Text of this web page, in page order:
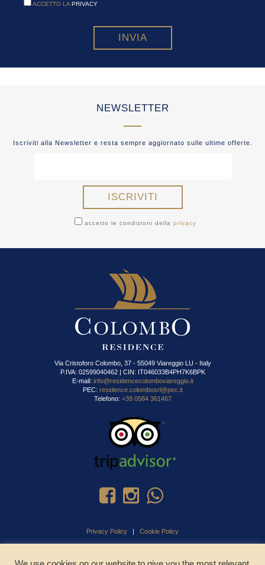
ACCETTO LAPRIVACY
NEWSLETTER
Iscriviti alla Newsletter e resta sempre aggiornato sulle ultime offerte.
accetto le condizioni dellaprivacy
Via Cristoforo Colombo, 37 - 55049 Viareggio LU - Italy
P.IVA: 02599040462 | CIN: IT046033B4PH7K6BPK
E-mail: info@residencecolomboviareggio.it
PEC: residence.colombosrl@pec.it
Telefono: +39 0584 361467
Privacy Policy | Cookie Policy